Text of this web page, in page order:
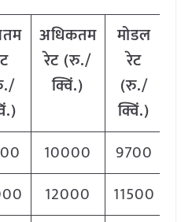
अधिकतम
रेट (रु./
क्विं.)
मोडल
रेट
(रु./
क्विं.)
10000
9700
12000
11500